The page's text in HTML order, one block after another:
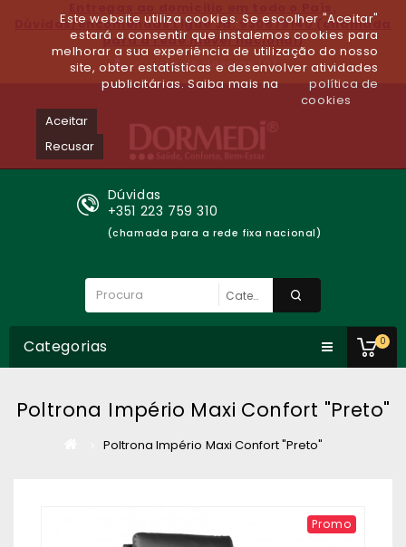
Dúvidas/encomendas Ligue Já: 930679140 (chamada
para a rede móvel nacional)
Lista de desejos (0)
0
Dúvidas
+351 223 759 310
(chamada para a rede fixa nacional)
Categorias
Poltrona Império Maxi Confort "Preto"
Poltrona Império Maxi Confort "Preto"
Promo
Este website utiliza cookies. Se escolher "Aceitar"
estará a consentir que instalemos cookies para
melhorar a sua experiência de utilização do nosso
site, obter estatísticas e desenvolver atividades
publicitárias. Saiba mais na
política de
cookies
Aceitar
Recusar